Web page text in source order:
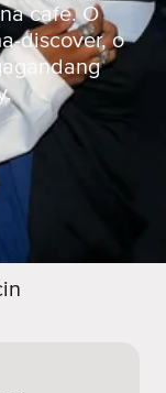
cafe. O
discover, o